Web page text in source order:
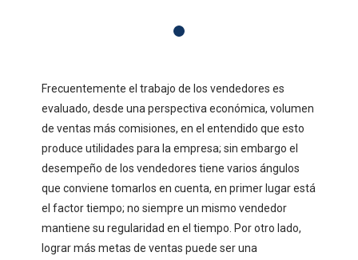
Frecuentemente el trabajo de los vendedores es
evaluado, desde una perspectiva económica, volumen
de ventas más comisiones, en el entendido que esto
produce utilidades para la empresa; sin embargo el
desempeño de los vendedores tiene varios ángulos
que conviene tomarlos en cuenta, en primer lugar está
el factor tiempo; no siempre un mismo vendedor
mantiene su regularidad en el tiempo. Por otro lado,
lograr más metas de ventas puede ser una